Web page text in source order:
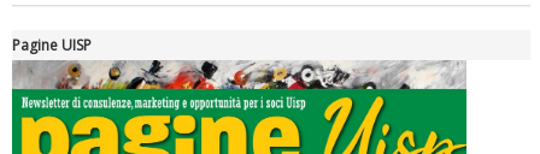
Ddl Lobby, Uisp: “Il Parlamento valorizzi le nostre specificità"
Pagine UISP